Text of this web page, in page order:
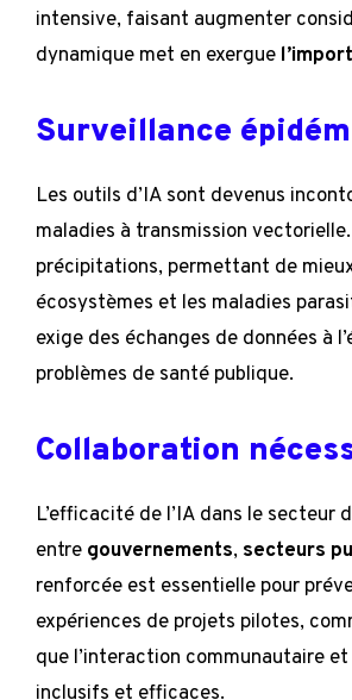
intensive, faisant augmenter
dynamique met en exergue
Surveillance
Les outils d’IA sont devenus
maladies à transmission
précipitations, permettant de
écosystèmes et les maladies
exige des échanges de données à
problèmes de santé publique.
Collaboration
L’efficacité de l’IA dans le
entre gouvernements, secteurs
renforcée est essentielle pour
expériences de projets pilotes,
que l’interaction communautaire
inclusifs et efficaces.